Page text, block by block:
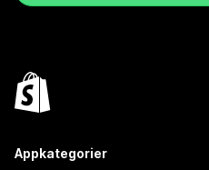
Appkategorier